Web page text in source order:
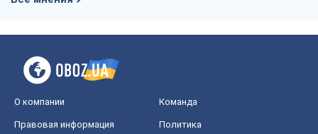
О компании Команда
Правовая информация
Политика